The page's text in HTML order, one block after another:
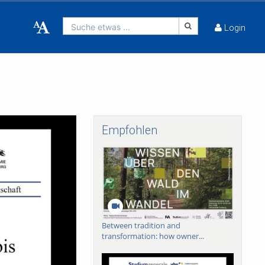
Suche etwas ... Login
Empfohlen
Between tradition and
transformation: how owner...